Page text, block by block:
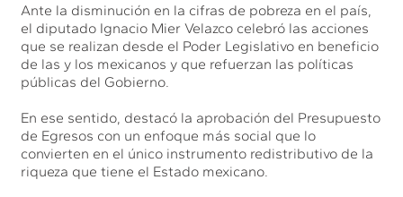
Ante la disminución en la cifras de pobreza en el país,
el diputado Ignacio Mier Velazco celebró las acciones
que se realizan desde el Poder Legislativo en beneficio
de las y los mexicanos y que refuerzan las políticas
públicas del Gobierno.
En ese sentido, destacó la aprobación del Presupuesto
de Egresos con un enfoque más social que lo
convierten en el único instrumento redistributivo de la
riqueza que tiene el Estado mexicano.